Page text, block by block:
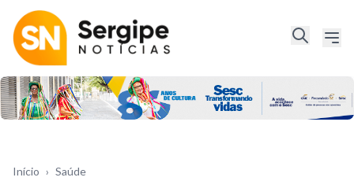
Início › Saúde